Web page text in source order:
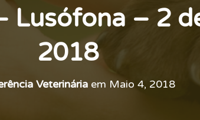
Lusófona – 2
2018
Veterinária em Maio 4, 2018